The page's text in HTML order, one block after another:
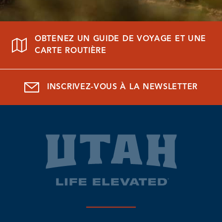
OBTENEZ UN GUIDE DE VOYAGE ET UNE
CARTE ROUTIÈRE
INSCRIVEZ-VOUS À LA NEWSLETTER